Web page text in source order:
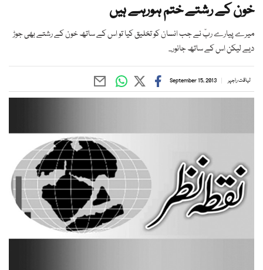
خون کے رشتے ختم ہورہے ہیں
میرے پیارے ربّ نے جب انسان کو تخلیق کیا تو اس کے ساتھ خون کے رشتے بھی جوڑ
دیے لیکن اس کے ساتھ جانور...
لیاقت راجپر September 15, 2013